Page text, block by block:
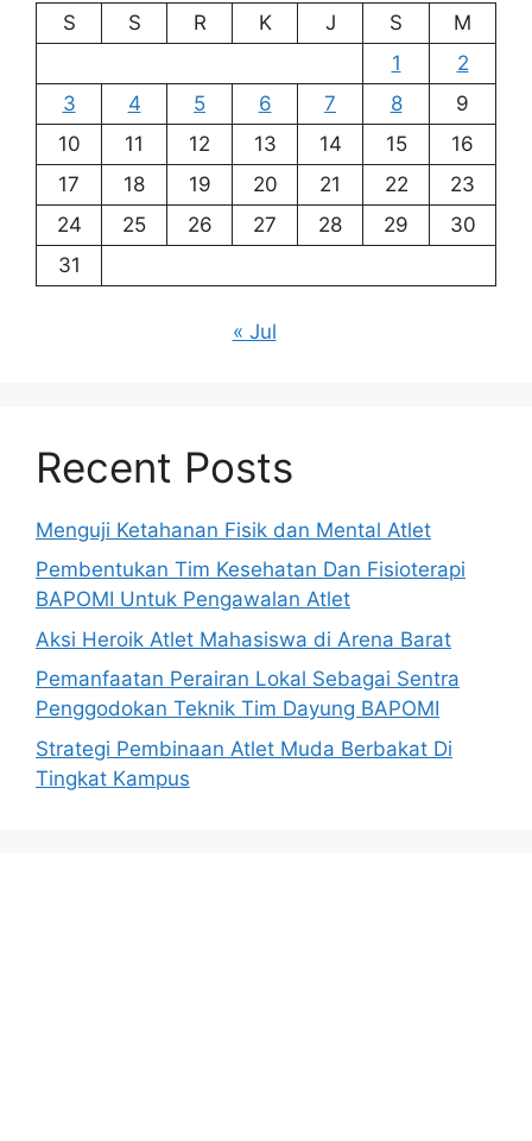
S
S R K J S
M
1
2
3
4 5 6 7 8
9
10
11 12 13 14 15
16
17
18 19 20 21 22
23
24
25 26 27 28 29
30
31
« Jul
Recent Posts
Menguji Ketahanan Fisik dan Mental Atlet
Pembentukan Tim Kesehatan Dan Fisioterapi
BAPOMI Untuk Pengawalan Atlet
Aksi Heroik Atlet Mahasiswa di Arena Barat
Pemanfaatan Perairan Lokal Sebagai Sentra
Penggodokan Teknik Tim Dayung BAPOMI
Strategi Pembinaan Atlet Muda Berbakat Di
Tingkat Kampus